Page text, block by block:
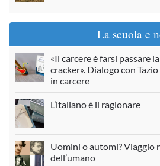
La scuola e
«Il carcere è farsi passare
cracker». Dialogo con
in carcere
L’italiano è il ragionare
Uomini o automi? Viaggio
dell’umano